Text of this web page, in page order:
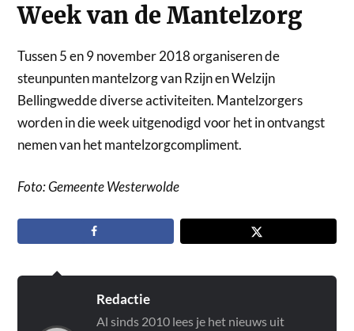
Week van de Mantelzorg
Tussen 5 en 9 november 2018 organiseren de
steunpunten mantelzorg van Rzijn en Welzijn
Bellingwedde diverse activiteiten. Mantelzorgers
worden in die week uitgenodigd voor het in ontvangst
nemen van het mantelzorgcompliment.
Foto: Gemeente Westerwolde
Redactie
Al sinds 2010 lees je het nieuws uit